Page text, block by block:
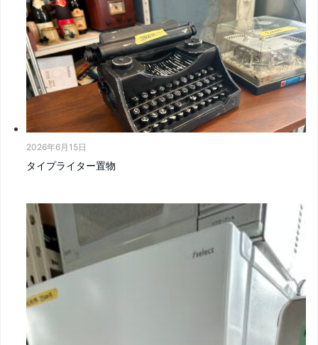
2026年6月15日
タイプライター置物